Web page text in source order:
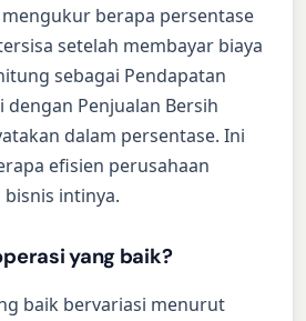
berapa persentase
setelah membayar biaya
sebagai Pendapatan
Penjualan Bersih
dalam persentase. Ini
efisien perusahaan
intinya.
yang baik?
baik bervariasi menurut